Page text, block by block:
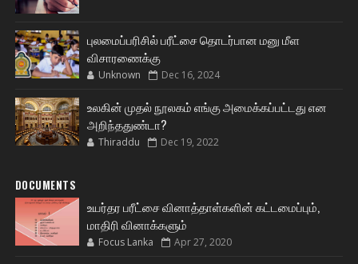
புலமைப்பரிசில் பரீட்சை தொடர்பான மனு மீள
விசாரணைக்கு
Unknown Dec 16, 2024
உலகின் முதல் நூலகம் எங்கு அமைக்கப்பட்டது என
அறிந்ததுண்டா?
Thiraddu Dec 19, 2022
DOCUMENTS
உயர்தர பரீட்சை வினாத்தாள்களின் கட்டமைப்பும்,
மாதிரி வினாக்களும்
Focus Lanka Apr 27, 2020